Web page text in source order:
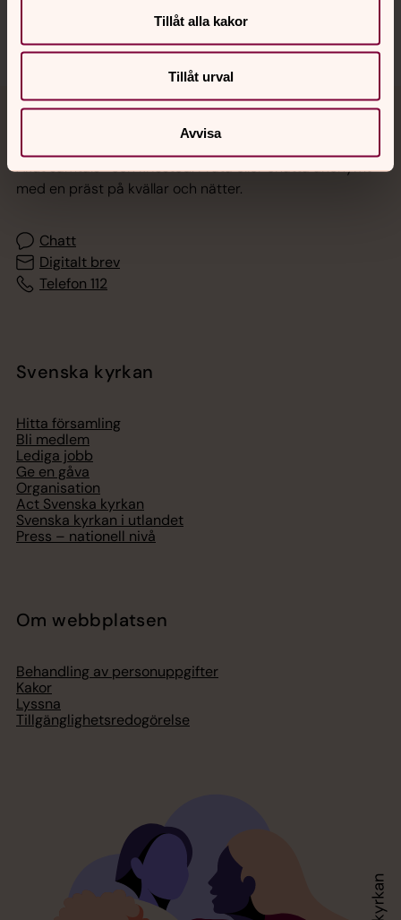
Tillåt alla kakor
Tillåt urval
Avvisa
Jourhavande präst
Akut samtals- och krisstöd. Prata eller chatta anonymt
med en präst på kvällar och nätter.
Chatt
Digitalt brev
Telefon 112
Svenska kyrkan
Hitta församling
Bli medlem
Lediga jobb
Ge en gåva
Organisation
Act Svenska kyrkan
Svenska kyrkan i utlandet
Press – nationell nivå
Om webbplatsen
Behandling av personuppgifter
Kakor
Lyssna
Tillgänglighetsredogörelse